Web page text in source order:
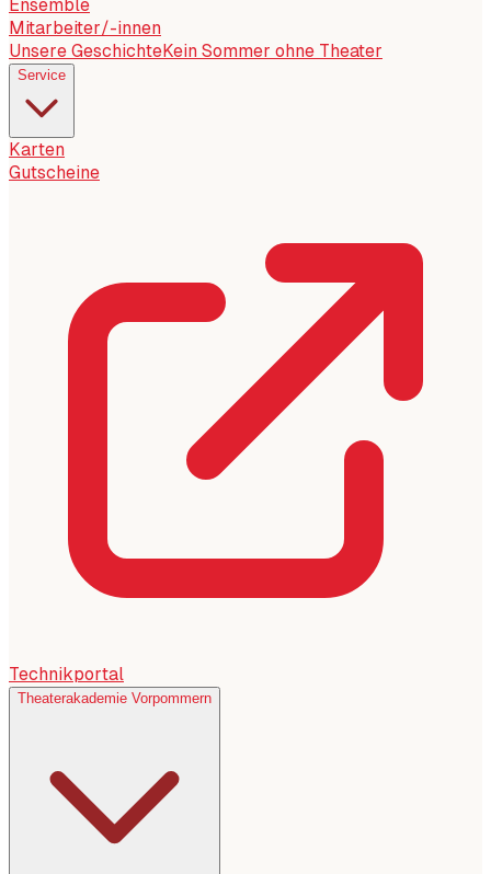
Ensemble
Mitarbeiter/-innen
Unsere GeschichteKein Sommer ohne Theater
Service
Karten
Gutscheine
Technikportal
Theaterakademie Vorpommern